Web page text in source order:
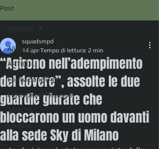
Post
All Posts
ARTICOLI
Formazione Online
Formazione Presenza
ANALISI
Libreria
“Agirono nell’adempimento
del dovere”, assolte le due
guardie giurate che
bloccarono un uomo davanti
alla sede Sky di Milano
squadsmpd
14 apr Tempo di lettura: 2 min